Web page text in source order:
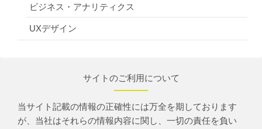
ビジネス・アナリティクス
UXデザイン
サイトのご利用について
当サイト記載の情報の正確性には万全を期しております
が、当社はそれらの情報内容に関し、一切の責任を負い